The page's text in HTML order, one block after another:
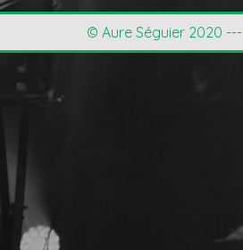
© Aure Séguier 2020 ---